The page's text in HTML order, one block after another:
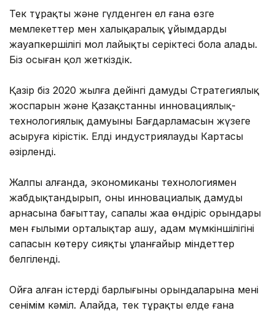
Тек тұрақты және гүлденген ел ғана өзге
мемлекеттер мен халықаралық ұйымдардың
жауапкершілігі мол лайықты серіктесі бола алады.
Біз осыған қол жеткіздік.
Қазір біз 2020 жылға дейінгі дамудың Стратегиялық
жоспарын және Қазақстанның инновациялық-
технологиялық дамуының Бағдарламасын жүзеге
асыруға кірістік. Елді индустриялаудың Картасы
әзірленді.
Жалпы алғанда, экономиканы технологиямен
жабдықтандырып, оны инновациалық дамудың
арнасына бағыттау, сапалы жаңа өндіріс орындары
мен ғылыми орталықтар ашу, адам мүмкіншілігінің
сапасын көтеру сияқты ұланғайыр міндеттер
белгіленді.
Ойға алған істердің барлығының орындаларына менің
сенімім кәміл. Алайда, тек тұрақты елде ғана